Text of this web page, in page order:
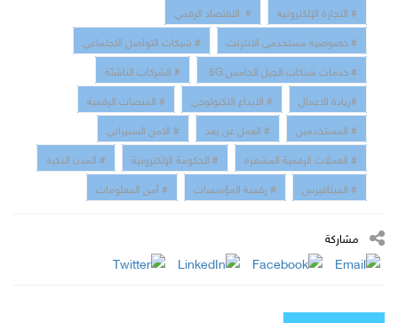
# التجارة الإلكترونية
# الاقتصاد الرقمي
# خصوصية مستخدمى الانترنت
# شبكات التواصل الاجتماعي
# خدمات شبكات الجيل الخامس 5G
# الشركات الناشئة
#ريادة الاعمال
# الابداع التكنولوجي
# المنصات الرقمية
# المستخدمين
# العمل عن بعد
# الامن السبيراني
# العملات الرقمية المشفرة
# الحكومة الإلكترونية
# المدن الذكية
# الميتافيرس
# رقمنة المؤسسات # أمن المعلومات
مشاركة